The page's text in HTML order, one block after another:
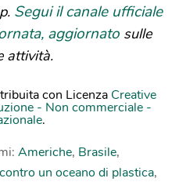
Segui il canale ufficiale
aggiornato sulle
attività.
con Licenza Creative
- Non commerciale -
.
Americhe, Brasile,
un oceano di plastica,